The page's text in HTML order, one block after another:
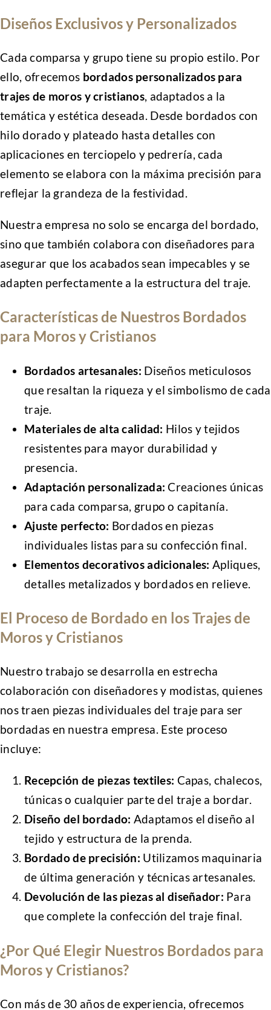
Diseños Exclusivos y Personalizados
Cada comparsa y grupo tiene su propio estilo. Por
ello, ofrecemos bordados personalizados para
trajes de moros y cristianos, adaptados a la
temática y estética deseada. Desde bordados con
hilo dorado y plateado hasta detalles con
aplicaciones en terciopelo y pedrería, cada
elemento se elabora con la máxima precisión para
reflejar la grandeza de la festividad.
Nuestra empresa no solo se encarga del bordado,
sino que también colabora con diseñadores para
asegurar que los acabados sean impecables y se
adapten perfectamente a la estructura del traje.
Características de Nuestros Bordados
para Moros y Cristianos
Bordados artesanales: Diseños meticulosos
que resaltan la riqueza y el simbolismo de cada
traje.
Materiales de alta calidad: Hilos y tejidos
resistentes para mayor durabilidad y
presencia.
Adaptación personalizada: Creaciones únicas
para cada comparsa, grupo o capitanía.
Ajuste perfecto: Bordados en piezas
individuales listas para su confección final.
Elementos decorativos adicionales: Apliques,
detalles metalizados y bordados en relieve.
El Proceso de Bordado en los Trajes de
Moros y Cristianos
Nuestro trabajo se desarrolla en estrecha
colaboración con diseñadores y modistas, quienes
nos traen piezas individuales del traje para ser
bordadas en nuestra empresa. Este proceso
incluye:
Recepción de piezas textiles: Capas, chalecos,
túnicas o cualquier parte del traje a bordar.
Diseño del bordado: Adaptamos el diseño al
tejido y estructura de la prenda.
Bordado de precisión: Utilizamos maquinaria
de última generación y técnicas artesanales.
Devolución de las piezas al diseñador: Para
que complete la confección del traje final.
¿Por Qué Elegir Nuestros Bordados para
Moros y Cristianos?
Con más de 30 años de experiencia, ofrecemos